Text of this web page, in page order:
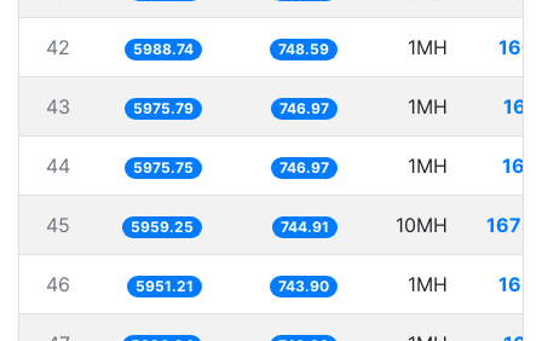
42 5988.74 748.59 1MH
43 5975.79 746.97 1MH
44 5975.75 746.97 1MH
45 5959.25 744.91 10MH
46 5951.21 743.90 1MH